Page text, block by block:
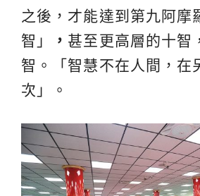
之後，才能達到第九阿摩
智」
， 甚至更高層的十智
智。「智慧不在人間，在
次」。